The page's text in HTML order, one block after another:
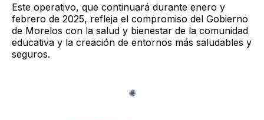
Este operativo, que continuará durante enero y
febrero de 2025, refleja el compromiso del Gobierno
de Morelos con la salud y bienestar de la comunidad
educativa y la creación de entornos más saludables y
seguros.